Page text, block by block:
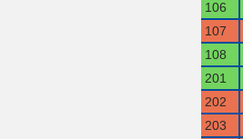
106
107
108
201
202
203